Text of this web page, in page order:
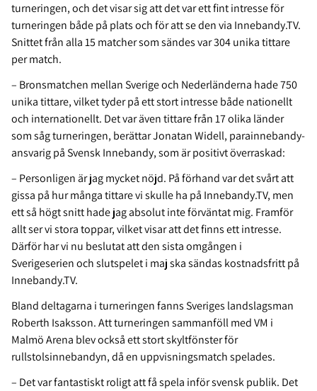
turneringen, och det visar sig att det var ett fint intresse för
turneringen både på plats och för att se den via Innebandy.TV.
Snittet från alla 15 matcher som sändes var 304 unika tittare
per match.
– Bronsmatchen mellan Sverige och Nederländerna hade 750
unika tittare, vilket tyder på ett stort intresse både nationellt
och internationellt. Det var även tittare från 17 olika länder
som såg turneringen, berättar Jonatan Widell, parainnebandy-
ansvarig på Svensk Innebandy, som är positivt överraskad:
– Personligen är jag mycket nöjd. På förhand var det svårt att
gissa på hur många tittare vi skulle ha på Innebandy.TV, men
ett så högt snitt hade jag absolut inte förväntat mig. Framför
allt ser vi stora toppar, vilket visar att det finns ett intresse.
Därför har vi nu beslutat att den sista omgången i
Sverigeserien och slutspelet i maj ska sändas kostnadsfritt på
Innebandy.TV.
Bland deltagarna i turneringen fanns Sveriges landslagsman
Roberth Isaksson. Att turneringen sammanföll med VM i
Malmö Arena blev också ett stort skyltfönster för
rullstolsinnebandyn, då en uppvisningsmatch spelades.
– Det var fantastiskt roligt att få spela inför svensk publik. Det